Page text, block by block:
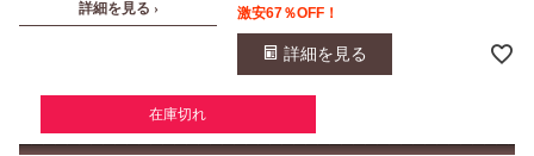
詳細を見る › 激安67％OFF！
詳細を見る
在庫切れ